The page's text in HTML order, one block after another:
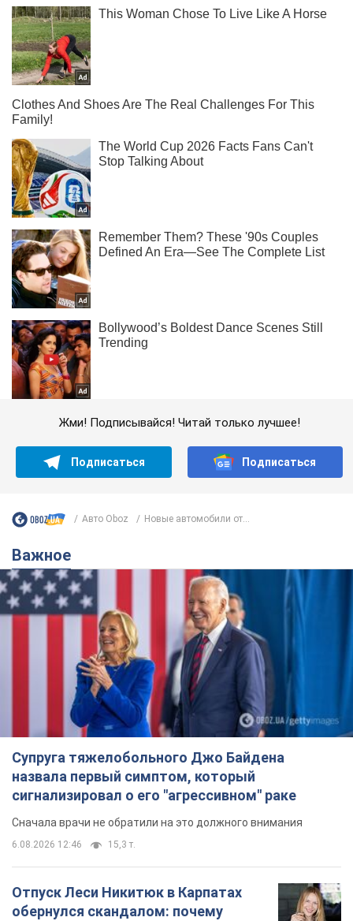
Жми! Подписывайся! Читай только лучшее!
Подписаться Подписаться
Авто Oboz Новые автомобили от...
Важное
Супруга тяжелобольного Джо Байдена
назвала первый симптом, который
сигнализировал о его "агрессивном" раке
Сначала врачи не обратили на это должного внимания
6.08.2026 12:46 15,3 т.
Отпуск Леси Никитюк в Карпатах
обернулся скандалом: почему